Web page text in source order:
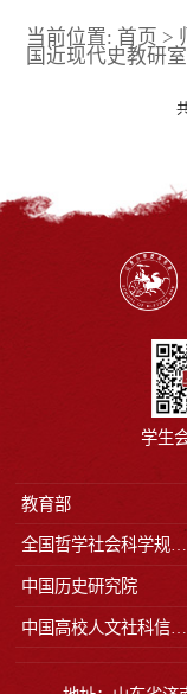
当前位置: 首页 >
国近现代史教研室
学生
教育部
全国哲学社会科学规划办公室
中国历史研究院
中国高校人文社科信息网